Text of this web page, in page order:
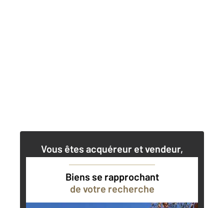
Vous êtes acquéreur et vendeur,
Contacter l'agence
Biens se rapprochant
de votre recherche